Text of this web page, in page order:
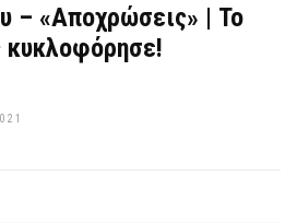
– «Αποχρώσεις» | Το
κυκλοφόρησε!